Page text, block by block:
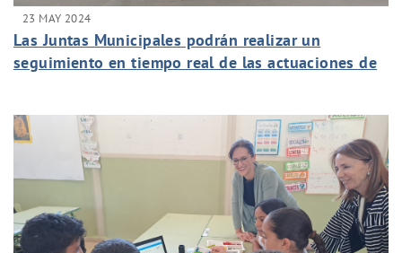
23 MAY 2024
Las Juntas Municipales podrán realizar un
seguimiento en tiempo real de las actuaciones de